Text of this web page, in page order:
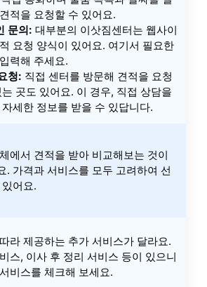
적을 요청할 수 있어요.
문의: 대부분의 이삿짐센터는 웹사이
요청 양식이 있어요. 여기서 필요한
력해 주세요.
청: 직접 센터를 방문해 견적을 요청
곳도 있어요. 이 경우, 직접 상담을
세한 정보를 받을 수 있답니다.
에서 견적을 받아 비교해보는 것이
. 가격과 서비스를 모두 고려하여 선
어요.
라 제공하는 추가 서비스가 달라요.
스, 이사 후 정리 서비스 등이 있으니
비스를 체크해 보세요.